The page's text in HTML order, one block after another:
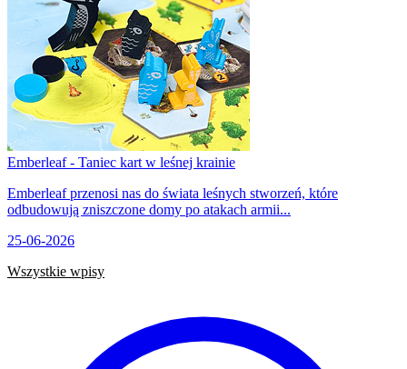
Emberleaf - Taniec kart w leśnej krainie
Emberleaf przenosi nas do świata leśnych stworzeń, które
odbudowują zniszczone domy po atakach armii...
25-06-2026
Wszystkie wpisy